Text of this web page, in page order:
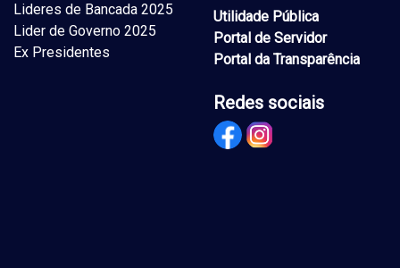
Lideres de Bancada 2025
Lider de Governo 2025
Ex Presidentes
Utilidade Pública
Portal de Servidor
Portal da Transparência
Redes sociais